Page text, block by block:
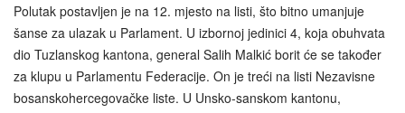
Polutak postavljen je na 12. mjesto na listi, što bitno umanjuje
šanse za ulazak u Parlament. U izbornoj jedinici 4, koja obuhvata
dio Tuzlanskog kantona, general Salih Malkić borit će se također
za klupu u Parlamentu Federacije. On je treći na listi Nezavisne
bosanskohercegovačke liste. U Unsko-sanskom kantonu,